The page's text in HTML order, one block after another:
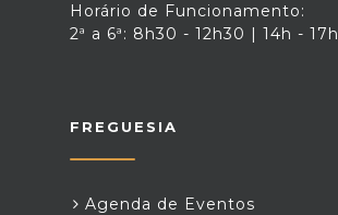
Horário de Funcionamento:
2ª a 6ª: 8h30 - 12h30 | 14h - 17h
FREGUESIA
Agenda de Eventos